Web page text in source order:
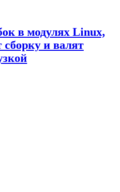
в модулях Linux,
сборку и валят